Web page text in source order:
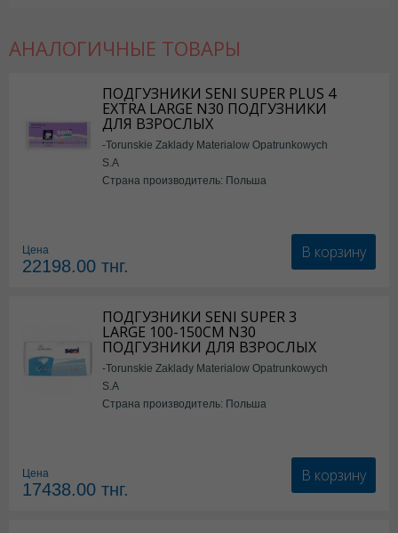
АНАЛОГИЧНЫЕ ТОВАРЫ
ПОДГУЗНИКИ SENI SUPER PLUS 4
EXTRA LARGE N30 ПОДГУЗНИКИ
ДЛЯ ВЗРОСЛЫХ
-Torunskie Zaklady Materialow Opatrunkowych
S.A
Страна производитель: Польша
Цена
22198.00 тнг.
В корзину
ПОДГУЗНИКИ SENI SUPER 3
LARGE 100-150СМ N30
ПОДГУЗНИКИ ДЛЯ ВЗРОСЛЫХ
-Torunskie Zaklady Materialow Opatrunkowych
S.A
Страна производитель: Польша
Цена
17438.00 тнг.
В корзину